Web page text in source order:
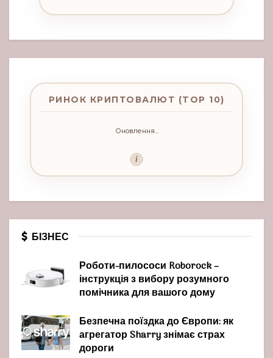
РИНОК КРИПТОВАЛЮТ (TOP 10)
Оновлення...
i
БІЗНЕС
Роботи-пилососи Roborock –
інструкція з вибору розумного
помічника для вашого дому
Безпечна поїздка до Європи: як
агрегатор Sharry знімає страх
дороги